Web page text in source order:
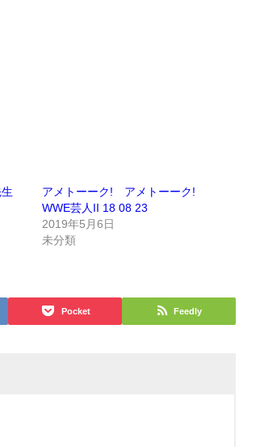
アメトーーク! アメトーーク!
WWE芸人II 18 08 23
2019年5月6日
未分類
Pocket Feedly